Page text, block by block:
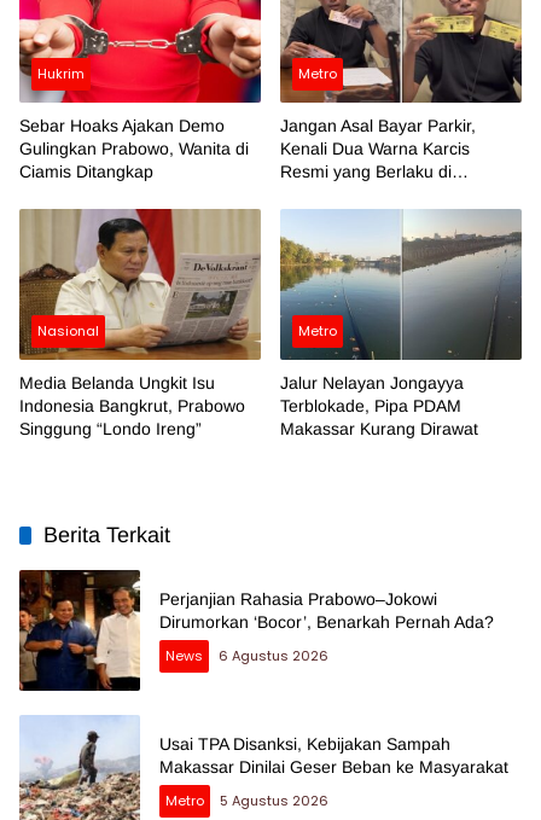
Hukrim
Sebar Hoaks Ajakan Demo
Gulingkan Prabowo, Wanita di
Ciamis Ditangkap
Metro
Jangan Asal Bayar Parkir,
Kenali Dua Warna Karcis
Resmi yang Berlaku di
Nasional
Media Belanda Ungkit Isu
Indonesia Bangkrut, Prabowo
Singgung “Londo Ireng”
Metro
Jalur Nelayan Jongayya
Terblokade, Pipa PDAM
Makassar Kurang Dirawat
Berita Terkait
Perjanjian Rahasia Prabowo–Jokowi
Dirumorkan ‘Bocor’, Benarkah Pernah Ada?
News
6 Agustus 2026
Usai TPA Disanksi, Kebijakan Sampah
Makassar Dinilai Geser Beban ke Masyarakat
Metro
5 Agustus 2026